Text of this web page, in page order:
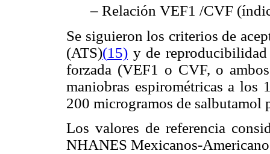
– Relación VEF1 /CVF
Se siguieron los criterios de
(ATS)(15) y de
forzada (VEF1 o CVF, o
maniobras espirométricas a
200 microgramos de salbutamol
Los valores de referencia
NHANES Mexicanos-